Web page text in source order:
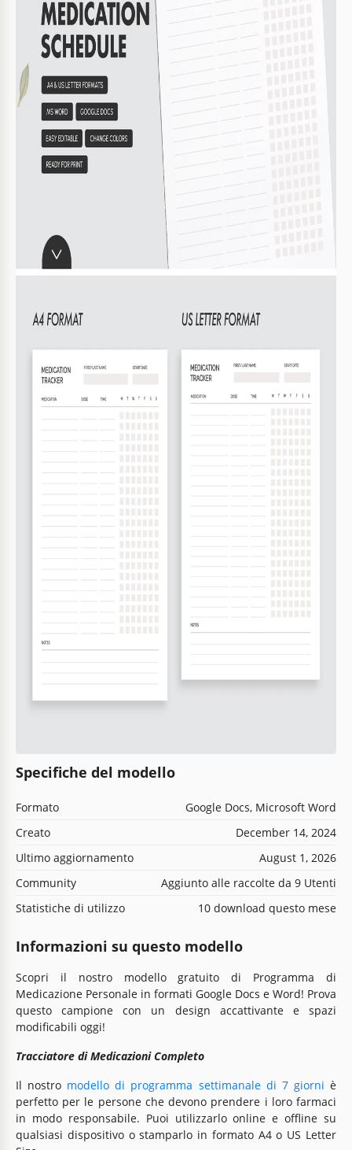
Specifiche del modello
Formato
Google Docs, Microsoft Word
Creato
December 14, 2024
Ultimo aggiornamento
August 1, 2026
Community
Aggiunto alle raccolte da 9 Utenti
Statistiche di utilizzo
10 download questo mese
Informazioni su questo modello
Scopri il nostro modello gratuito di Programma di
Medicazione Personale in formati Google Docs e Word! Prova
questo campione con un design accattivante e spazi
modificabili oggi!
Tracciatore di Medicazioni Completo
Il nostro modello di programma settimanale di 7 giorni è
perfetto per le persone che devono prendere i loro farmaci
in modo responsabile. Puoi utilizzarlo online e offline su
qualsiasi dispositivo o stamparlo in formato A4 o US Letter